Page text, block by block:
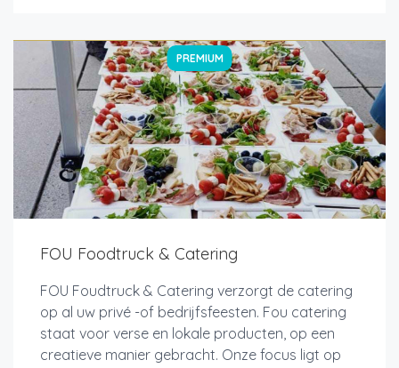
PREMIUM
FOU Foodtruck & Catering
FOU Foudtruck & Catering verzorgt de catering
op al uw privé -of bedrijfsfeesten. Fou catering
staat voor verse en lokale producten, op een
creatieve manier gebracht. Onze focus ligt op